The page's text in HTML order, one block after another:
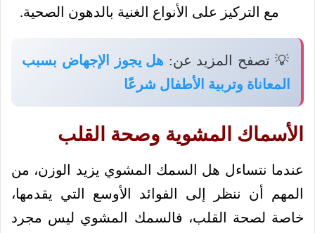
مع التركيز على الأنواع الغنية بالدهون الصحية.
💡 تصفح المزيد عن:هل يجوز الإجهاض بسبب
المعاناة وتربية الأطفال شرعًا
الأسماك المشوية وصحة القلب
عندما نتساءل هل السمك المشوي يزيد الوزن، من
المهم أن ننظر إلى الفوائد الأوسع التي يقدمها،
خاصة لصحة القلب، فالسمك المشوي ليس مجرد